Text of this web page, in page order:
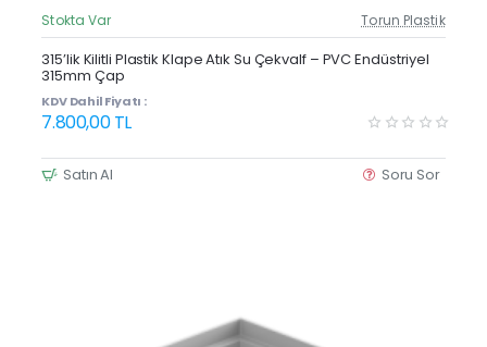
Güncel Fiyat
Yeni Ürün
Stokta Var Torun Plastik
315’lik Kilitli Plastik Klape Atık Su Çekvalf – PVC Endüstriyel
315mm Çap
KDV Dahil Fiyatı :
7.800,00 TL
Satın Al Soru Sor